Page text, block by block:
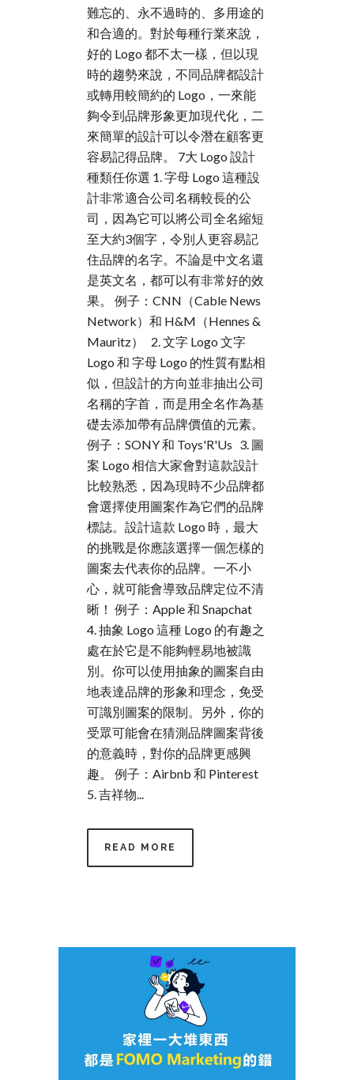
難忘的、永不過時的、多用途的
和合適的。對於每種行業來說，
好的 Logo 都不太一樣，但以現
時的趨勢來說，不同品牌都設計
或轉用較簡約的 Logo，一來能
夠令到品牌形象更加現代化，二
來簡單的設計可以令潛在顧客更
容易記得品牌。 7大 Logo 設計
種類任你選 1. 字母 Logo 這種設
計非常適合公司名稱較長的公
司，因為它可以將公司全名縮短
至大約3個字，令別人更容易記
住品牌的名字。不論是中文名還
是英文名，都可以有非常好的效
果。 例子：CNN（Cable News
Network）和 H&M（Hennes &
Mauritz） 2. 文字 Logo 文字
Logo 和 字母 Logo 的性質有點相
似，但設計的方向並非抽出公司
名稱的字首，而是用全名作為基
礎去添加帶有品牌價值的元素。
例子：SONY 和 Toys'R'Us 3. 圖
案 Logo 相信大家會對這款設計
比較熟悉，因為現時不少品牌都
會選擇使用圖案作為它們的品牌
標誌。設計這款 Logo 時，最大
的挑戰是你應該選擇一個怎樣的
圖案去代表你的品牌。一不小
心，就可能會導致品牌定位不清
晰！ 例子：Apple 和 Snapchat
4. 抽象 Logo 這種 Logo 的有趣之
處在於它是不能夠輕易地被識
別。你可以使用抽象的圖案自由
地表達品牌的形象和理念，免受
可識別圖案的限制。另外，你的
受眾可能會在猜測品牌圖案背後
的意義時，對你的品牌更感興
趣。 例子：Airbnb 和 Pinterest
5. 吉祥物...
READ MORE